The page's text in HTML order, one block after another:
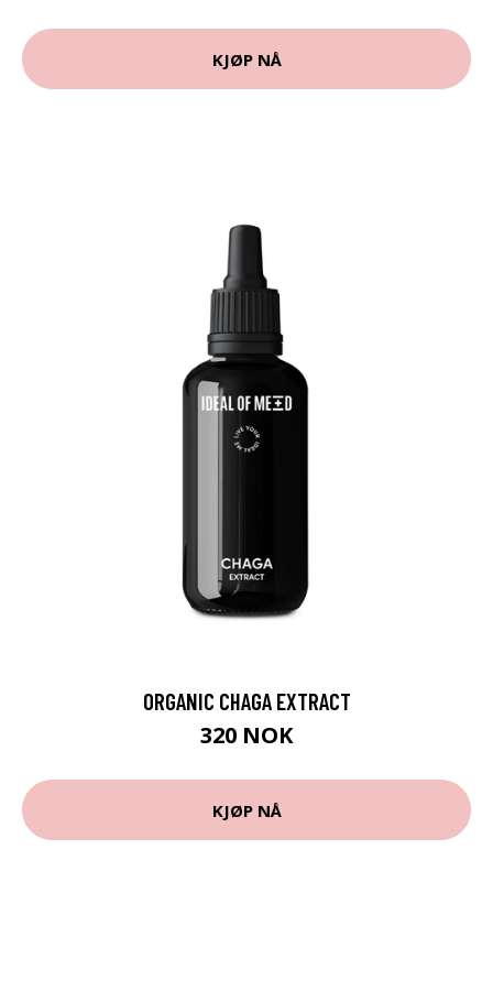
KJØP NÅ
ORGANIC CHAGA EXTRACT
320 NOK
KJØP NÅ